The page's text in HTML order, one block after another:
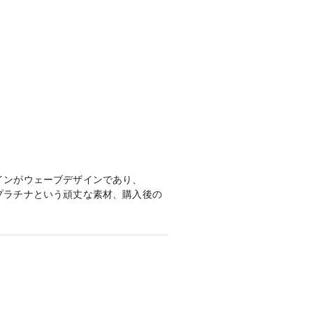
ドとのちがいをショップの担当の
がウェーブデザインであり、
チナという頑丈な素材、購入後の
さなダイヤの配置、ウェーブの強
の形を丁寧に教えてくださり、
輪も提案してもらえ、選択肢が広
品も見られたのは非常に便利でよ